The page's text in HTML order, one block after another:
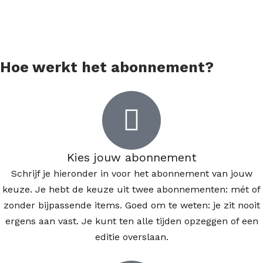
Hoe werkt het abonnement?
Kies jouw abonnement
Schrijf je hieronder in voor het abonnement van jouw
keuze. Je hebt de keuze uit twee abonnementen: mét of
zonder bijpassende items. Goed om te weten: je zit nooit
ergens aan vast. Je kunt ten alle tijden opzeggen of een
editie overslaan.